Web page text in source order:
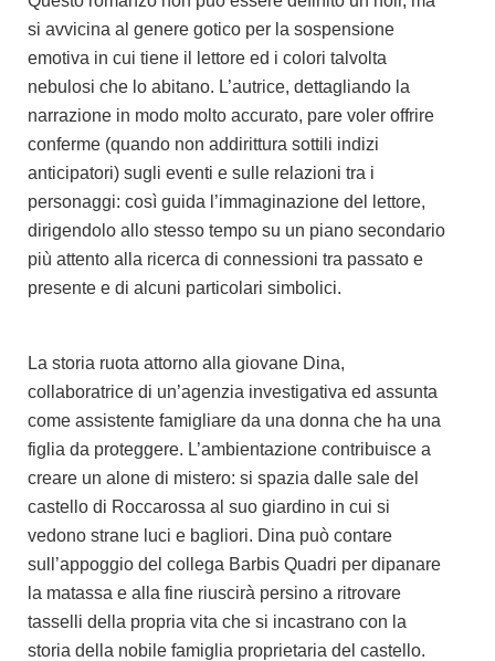
si avvicina al genere gotico per la sospensione
emotiva in cui tiene il lettore ed i colori talvolta
nebulosi che lo abitano. L’autrice, dettagliando la
narrazione in modo molto accurato, pare voler offrire
conferme (quando non addirittura sottili indizi
anticipatori) sugli eventi e sulle relazioni tra i
personaggi: così guida l’immaginazione del lettore,
dirigendolo allo stesso tempo su un piano secondario
più attento alla ricerca di connessioni tra passato e
presente e di alcuni particolari simbolici.
La storia ruota attorno alla giovane Dina,
collaboratrice di un’agenzia investigativa ed assunta
come assistente famigliare da una donna che ha una
figlia da proteggere. L’ambientazione contribuisce a
creare un alone di mistero: si spazia dalle sale del
castello di Roccarossa al suo giardino in cui si
vedono strane luci e bagliori. Dina può contare
sull’appoggio del collega Barbis Quadri per dipanare
la matassa e alla fine riuscirà persino a ritrovare
tasselli della propria vita che si incastrano con la
storia della nobile famiglia proprietaria del castello.